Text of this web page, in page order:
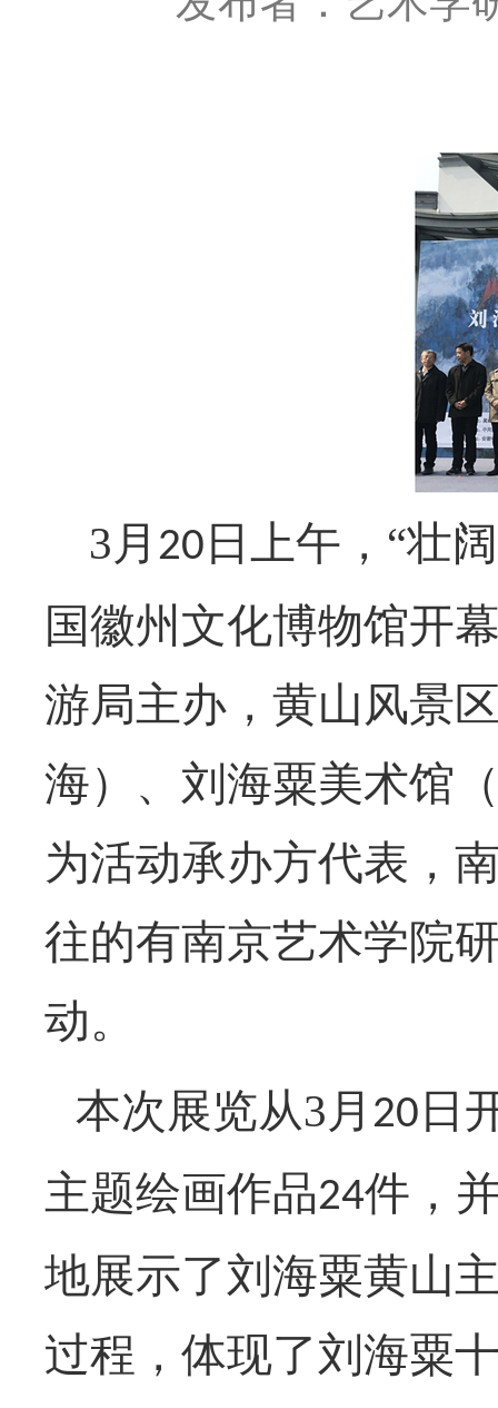
3 月 20 日上午，“壮
国徽州文化博物馆开
游局主办，黄山风景
海）、刘海粟美术馆
为活动承办方代表，
往的有南京艺术学院
动。
本次展览从3 月 20 日
主题绘画作品24件，
地展示了刘海粟黄山
过程，体现了刘海粟